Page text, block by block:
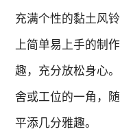
充满个性的黏土风
上简单易上手的制
趣，充分放松身心
舍或工位的一角，
平添几分雅趣。